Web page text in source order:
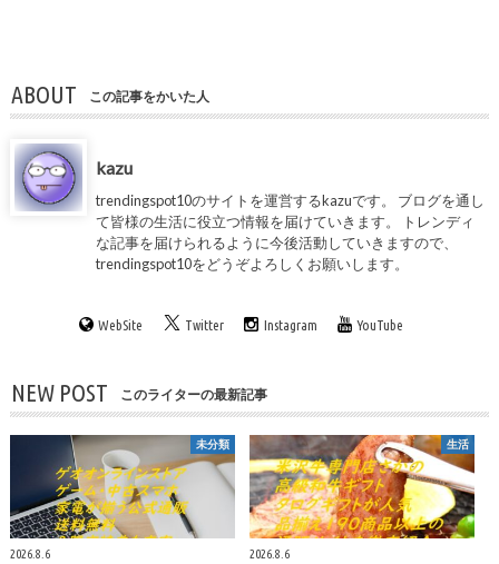
ABOUT この記事をかいた人
kazu
trendingspot10のサイトを運営するkazuです。 ブログを通し
て皆様の生活に役立つ情報を届けていきます。 トレンディ
な記事を届けられるように今後活動していきますので、
trendingspot10をどうぞよろしくお願いします。
WebSite Twitter Instagram YouTube
NEW POST このライターの最新記事
未分類
2026.8.6
生活
2026.8.6